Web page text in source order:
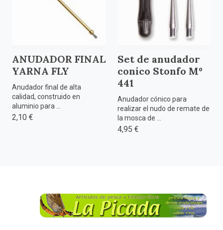
ANUDADOR FINAL
YARNA FLY
Anudador final de alta
calidad, construido en
aluminio para ...
2,10 €
Set de anudador
conico Stonfo Mº
441
Anudador cónico para
realizar el nudo de remate de
la mosca de ...
4,95 €